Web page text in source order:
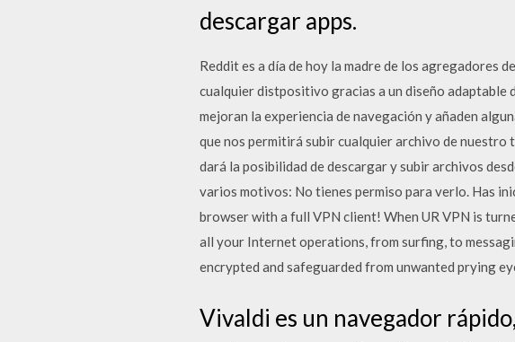
descargar apps.
Reddit es a día de hoy la madre de los agregadores
cualquier distpositivo gracias a un diseño adaptable
mejoran la experiencia de navegación y añaden
que nos permitirá subir cualquier archivo de nuestro
dará la posibilidad de descargar y subir archivos
varios motivos: No tienes permiso para verlo. Has
browser with a full VPN client! When UR VPN is
all your Internet operations, from surfing, to
encrypted and safeguarded from unwanted prying
Vivaldi es un navegador